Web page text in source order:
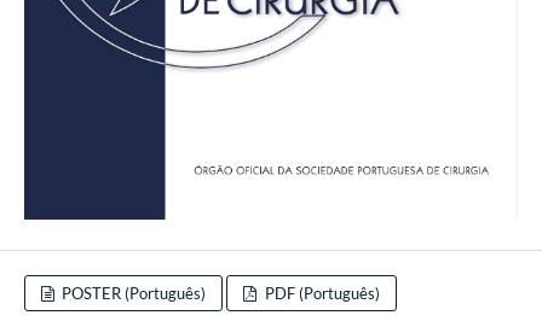
POSTER (Português) PDF (Português)